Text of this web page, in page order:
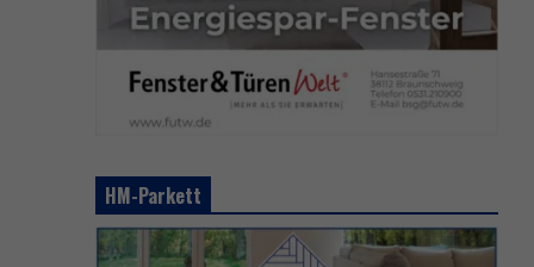
HM-Parkett